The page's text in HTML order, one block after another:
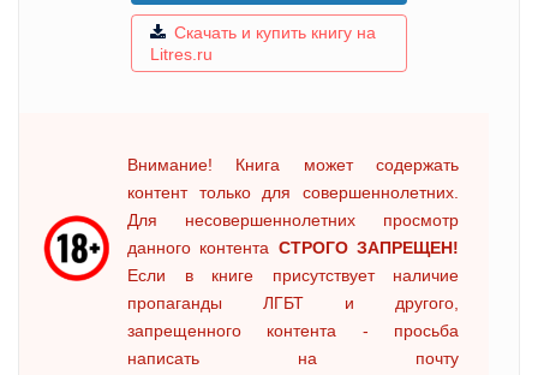
Скачать и купить книгу на
Litres.ru
Внимание! Книга может содержать
контент только для совершеннолетних.
Для несовершеннолетних просмотр
данного контента СТРОГО ЗАПРЕЩЕН!
Если в книге присутствует наличие
пропаганды ЛГБТ и другого,
запрещенного контента - просьба
написать на почту